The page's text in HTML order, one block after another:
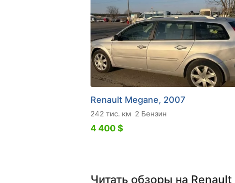
Renault Megane, 2007
242 тис. км 2 Бензин
4 400 $
Читать обзоры на